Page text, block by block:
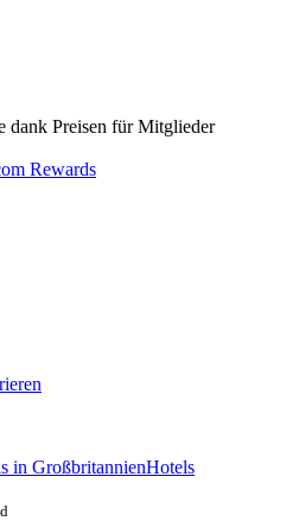
dank Preisen für Mitglieder
Rewards
in GroßbritannienHotels